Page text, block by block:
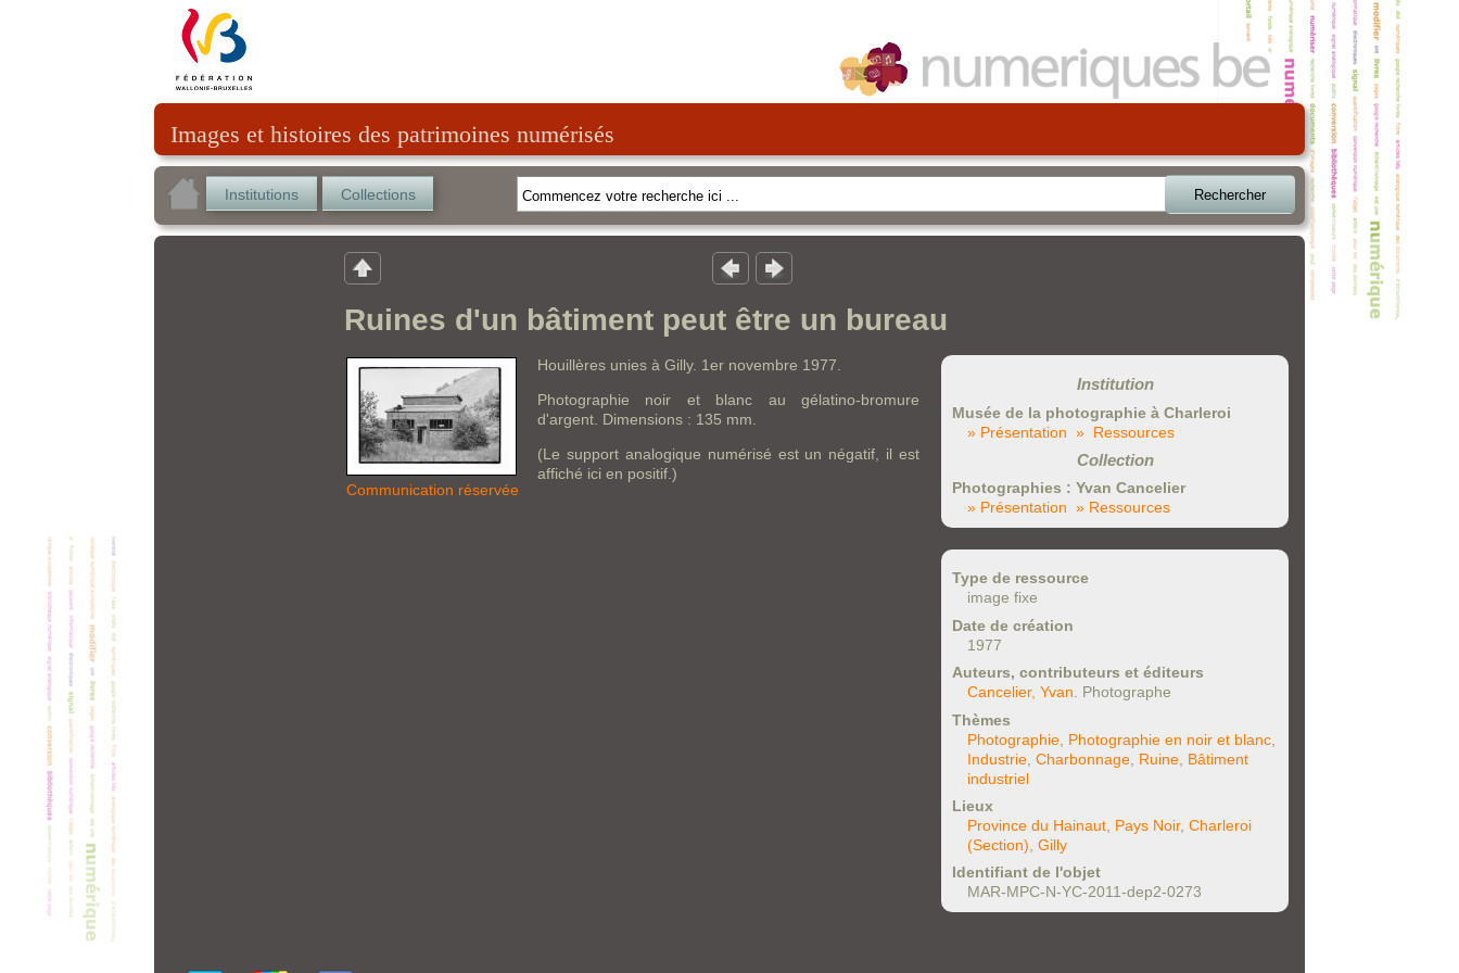
Images et histoires des patrimoines numérisés
Institutions Collections Rechercher
Ruines d'un bâtiment peut être un bureau
Communication réservée
Houillères unies à Gilly. 1er novembre 1977.
Photographie noir et blanc au gélatino-bromure
d'argent. Dimensions : 135 mm.
(Le support analogique numérisé est un négatif, il est
affiché ici en positif.)
Institution
Musée de la photographie à Charleroi
» Présentation » Ressources
Collection
Photographies : Yvan Cancelier
» Présentation » Ressources
Type de ressource
image fixe
Date de création
1977
Auteurs, contributeurs et éditeurs
Cancelier, Yvan. Photographe
Thèmes
Photographie Photographie en noir et blanc
Industrie Charbonnage Ruine Bâtiment
industriel
Lieux
Province du Hainaut Pays Noir, Charleroi
(Section) Gilly
Identifiant de l'objet
MAR-MPC-N-YC-2011-dep2-0273